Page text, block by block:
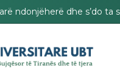
ndonjëherë dhe s’do ta